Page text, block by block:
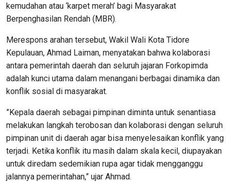
kemudahan atau ‘karpet merah’ bagi Masyarakat
Berpenghasilan Rendah (MBR).
​Merespons arahan tersebut, Wakil Wali Kota Tidore
Kepulauan, Ahmad Laiman, menyatakan bahwa kolaborasi
antara pemerintah daerah dan seluruh jajaran Forkopimda
adalah kunci utama dalam menangani berbagai dinamika dan
konflik sosial di masyarakat.
​”Kepala daerah sebagai pimpinan diminta untuk senantiasa
melakukan langkah terobosan dan kolaborasi dengan seluruh
pimpinan unit di daerah agar bisa menyelesaikan konflik yang
terjadi. Ketika konflik itu masih dalam skala kecil, diupayakan
untuk diredam sedemikian rupa agar tidak mengganggu
jalannya pemerintahan,” ujar Ahmad.